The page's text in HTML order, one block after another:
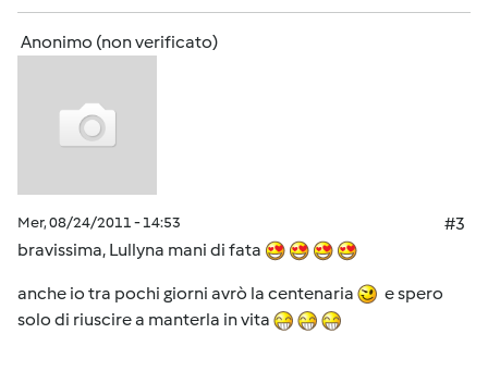
Anonimo (non verificato)
Mer, 08/24/2011 - 14:53
#3
bravissima, Lullyna mani di fata
anche io tra pochi giorni avrò la centenaria
e spero
solo di riuscire a manterla in vita